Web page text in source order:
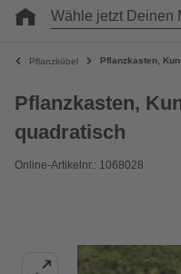
Wähle jetzt Deinen
Pflanzkübel Pflanzkasten,
Pflanzkasten,
quadratisch
Online-Artikelnr.: 1068028